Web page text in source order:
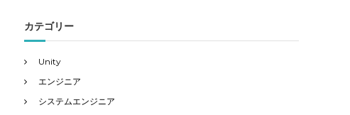
カテゴリー
Unity
エンジニア
システムエンジニア